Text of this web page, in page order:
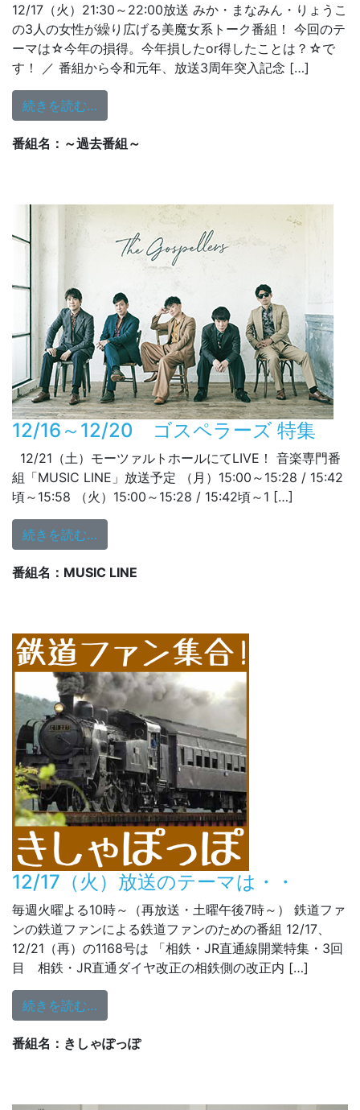
12/17（火）21:30～22:00放送 みか・まなみん・りょうこ
の3人の女性が繰り広げる美魔女系トーク番組！ 今回のテ
ーマは☆今年の損得。今年損したor得したことは？☆で
す！ ／ 番組から令和元年、放送3周年突入記念 […]
続きを読む…
番組名：～過去番組～
12/16～12/20 ゴスペラーズ 特集
12/21（土）モーツァルトホールにてLIVE！ 音楽専門番
組「MUSIC LINE」放送予定 （月）15:00～15:28 / 15:42
頃～15:58 （火）15:00～15:28 / 15:42頃～1 […]
続きを読む…
番組名：MUSIC LINE
12/17（火）放送のテーマは・・
毎週火曜よる10時～（再放送・土曜午後7時～） 鉄道ファ
ンの鉄道ファンによる鉄道ファンのための番組 12/17、
12/21（再）の1168号は 「相鉄・JR直通線開業特集・3回
目 相鉄・JR直通ダイヤ改正の相鉄側の改正内 […]
続きを読む…
番組名：きしゃぽっぽ